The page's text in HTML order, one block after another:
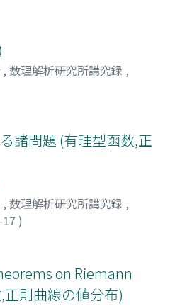
, 数理解析研究所講究録 ,
諸問題 (有理型函数,正
, 数理解析研究所講究録 ,
)
on Riemann
則曲線の値分布)